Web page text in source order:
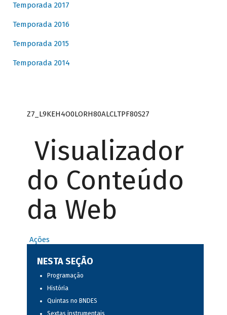
Temporada 2017
Temporada 2016
Temporada 2015
Temporada 2014
Z7_L9KEH4O0LORH80ALCLTPF80S27
Visualizador
do Conteúdo
da Web
Ações
NESTA SEÇÃO
Programação
História
Quintas no BNDES